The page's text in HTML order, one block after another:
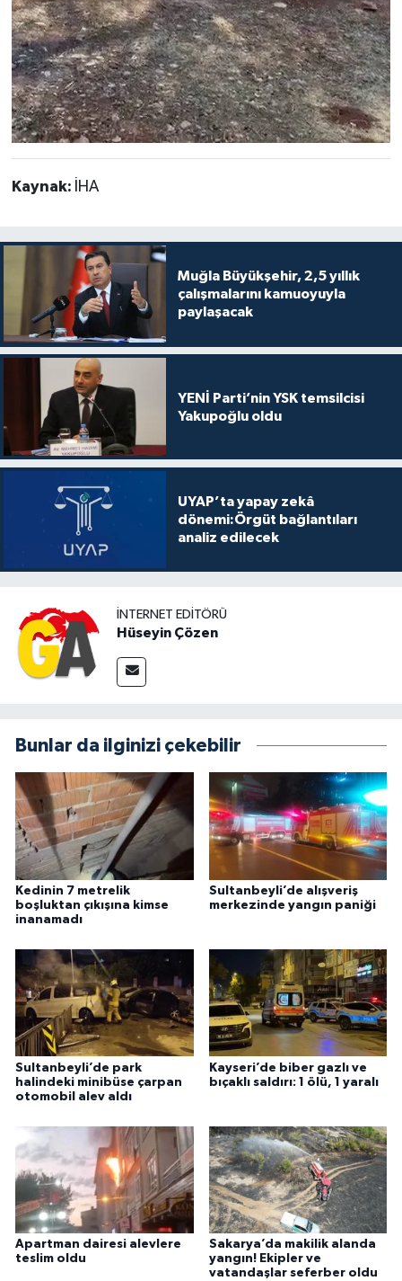
Kaynak: İHA
Muğla Büyükşehir, 2,5 yıllık
çalışmalarını kamuoyuyla
paylaşacak
YENİ Parti’nin YSK temsilcisi
Yakupoğlu oldu
UYAP’ta yapay zekâ
dönemi:Örgüt bağlantıları
analiz edilecek
İNTERNET EDITÖRÜ
Hüseyin Çözen
Bunlar da ilginizi çekebilir
Kedinin 7 metrelik
boşluktan çıkışına kimse
inanamadı
Sultanbeyli’de alışveriş
merkezinde yangın paniği
Sultanbeyli’de park
halindeki minibüse çarpan
otomobil alev aldı
Kayseri’de biber gazlı ve
bıçaklı saldırı: 1 ölü, 1 yaralı
Apartman dairesi alevlere
teslim oldu
Sakarya’da makilik alanda
yangın! Ekipler ve
vatandaşlar seferber oldu